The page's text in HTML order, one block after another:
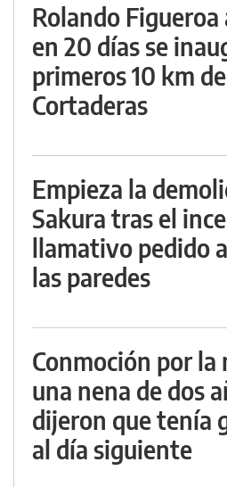
Rolando
en 20 días se
primeros 10 km
Cortaderas
Empieza la
Sakura tras el
llamativo pedido
las paredes
Conmoción por la
una nena de dos
dijeron que tenía
al día siguiente